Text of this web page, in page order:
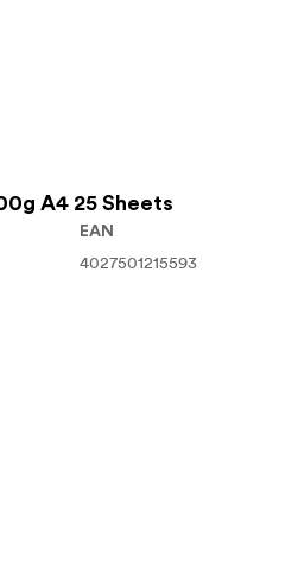
A4 25 Sheets
EAN
4027501215593